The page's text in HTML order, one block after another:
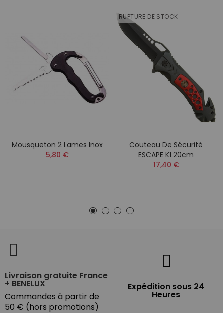
Mousqueton 2 Lames Inox
5,80 €
RUPTURE DE STOCK
Couteau De Sécurité
ESCAPE K1 20cm
17,40 €
Livraison gratuite France
+ BENELUX
Commandes à partir de
50 € (hors promotions)
Expédition sous 24
Heures